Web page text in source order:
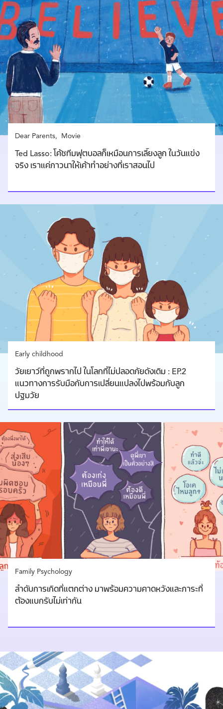
Dear Parents Movie
Ted Lasso: โค้ชทีมฟุตบอลก็เหมือนการเลี้ยงลูก ในวันแข่ง
จริง เราแค่ภาวนาให้เค้าทำอย่างที่เราสอนไป
Early childhood
วัยเยาว์ที่ถูกพรากไป ในโลกที่ไม่ปลอดภัยดังเดิม : EP.2
แนวทางการรับมือกับการเปลี่ยนแปลงไปพร้อมกับลูก
ปฐมวัย
Family Psychology
ลำดับการเกิดที่แตกต่าง มาพร้อมความคาดหวังและภาระที่
ต้องแบกรับไม่เท่ากัน